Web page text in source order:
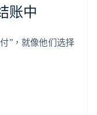
账中
”，就像他们选择